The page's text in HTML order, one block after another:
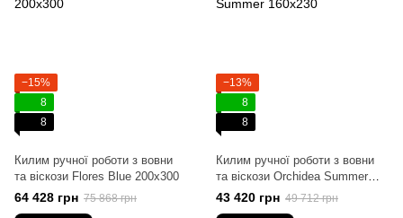
−15%
8
8
Килим ручної роботи з вовни
та віскози Flores Blue 200x300
64 428 грн 75 868 грн
−13%
8
8
Килим ручної роботи з вовни
та віскози Orchidea Summer
160x230
43 420 грн 49 712 грн